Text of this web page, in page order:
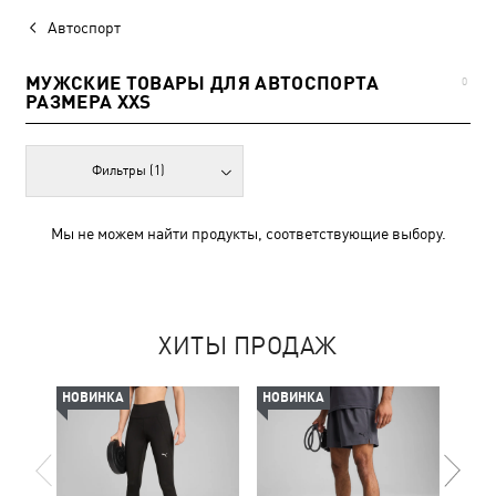
Автоспорт
МУЖСКИЕ ТОВАРЫ ДЛЯ АВТОСПОРТА
РАЗМЕРА XXS
0
Фильтры (1)
Мы не можем найти продукты, соответствующие выбору.
ХИТЫ ПРОДАЖ
НОВИНКА НОВИНКА